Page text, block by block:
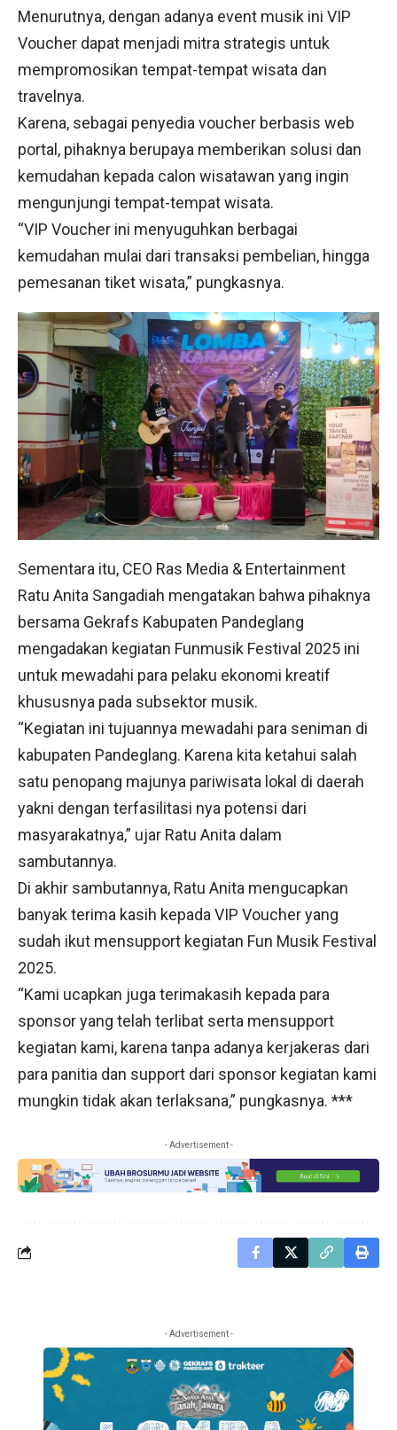
Menurutnya, dengan adanya event musik ini VIP
Voucher dapat menjadi mitra strategis untuk
mempromosikan tempat-tempat wisata dan
travelnya.
Karena, sebagai penyedia voucher berbasis web
portal, pihaknya berupaya memberikan solusi dan
kemudahan kepada calon wisatawan yang ingin
mengunjungi tempat-tempat wisata.
“VIP Voucher ini menyuguhkan berbagai
kemudahan mulai dari transaksi pembelian, hingga
pemesanan tiket wisata,” pungkasnya.
Sementara itu, CEO Ras Media & Entertainment
Ratu Anita Sangadiah mengatakan bahwa pihaknya
bersama Gekrafs Kabupaten Pandeglang
mengadakan kegiatan Funmusik Festival 2025 ini
untuk mewadahi para pelaku ekonomi kreatif
khususnya pada subsektor musik.
“Kegiatan ini tujuannya mewadahi para seniman di
kabupaten Pandeglang. Karena kita ketahui salah
satu penopang majunya pariwisata lokal di daerah
yakni dengan terfasilitasi nya potensi dari
masyarakatnya,” ujar Ratu Anita dalam
sambutannya.
Di akhir sambutannya, Ratu Anita mengucapkan
banyak terima kasih kepada VIP Voucher yang
sudah ikut mensupport kegiatan Fun Musik Festival
2025.
“Kami ucapkan juga terimakasih kepada para
sponsor yang telah terlibat serta mensupport
kegiatan kami, karena tanpa adanya kerjakeras dari
para panitia dan support dari sponsor kegiatan kami
mungkin tidak akan terlaksana,” pungkasnya. ***
- Advertisement -
- Advertisement -